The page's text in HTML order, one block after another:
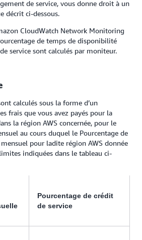
de service, vous donne droit à un
décrit ci-dessous.
CloudWatch Network Monitoring
de temps de disponibilité
service sont calculés par moniteur.
calculés sous la forme d’un
frais que vous avez payés pour la
la région AWS concernée, pour le
au cours duquel le Pourcentage de
pour ladite région AWS donnée
indiquées dans le tableau ci-
Pourcentage de crédit
de service